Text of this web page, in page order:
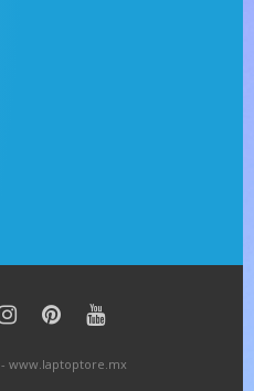
www.laptoptore.mx